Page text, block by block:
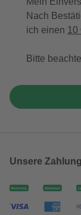
Nach
ich einen 10
Bitte
Unsere